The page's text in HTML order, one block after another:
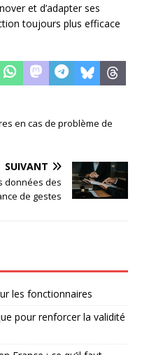
et d’adapter ses
toujours plus efficace
en cas de problème de
SUIVANT
données des
de gestes
les fonctionnaires
pour renforcer la validité